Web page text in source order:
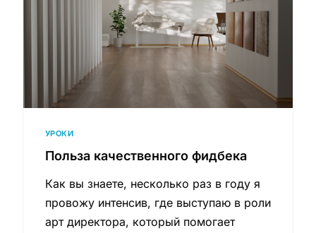
УРОКИ
Польза качественного фидбека
Как вы знаете, несколько раз в году я
провожу интенсив, где выступаю в роли
арт директора, который помогает